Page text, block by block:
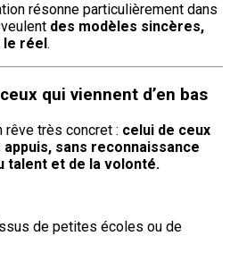
résonne particulièrement dans
des modèles sincères,
réel .
qui viennent d’en bas
rêve très concret : celui de ceux
sans reconnaissance
talent et de la volonté.
de petites écoles ou de